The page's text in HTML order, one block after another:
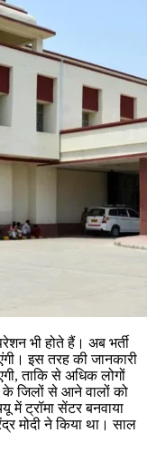
भी होते हैं। अब भर्ती
इस तरह की जानकारी
ताकि से अधिक लोगों
के जिलों से आने वालों को
में ट्रॉमा सेंटर बनवाया
मोदी ने किया था। साल